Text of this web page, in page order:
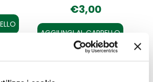
€3,00
AGGIUNGI AL CARRELLO